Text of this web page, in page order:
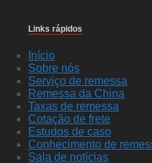
Links rápidos
Início
Sobre nós
Serviço de remessa
Remessa da China
Taxas de remessa
Cotação de frete
Estudos de caso
Conhecimento de
Sala de notícias